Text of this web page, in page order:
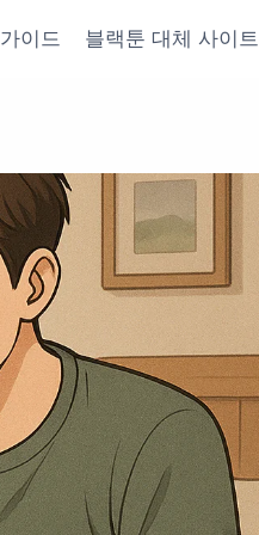
가이드 블랙툰 대체 사이트